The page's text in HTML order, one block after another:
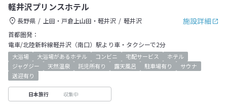
軽井沢プリンスホテル
施設詳細
長野県 上田・戸倉上山田・軽井沢
軽井沢
首都圏発：
電車/北陸新幹線軽井沢（南口）駅より車・タクシーで2分
大浴場 大浴場があるホテル コンビニ 宅配サービス
ホテル
ジャグジー
天然温泉 託児所有り 露天風呂 駐車場有り
サウナ
送迎有り
日本旅行 収集中